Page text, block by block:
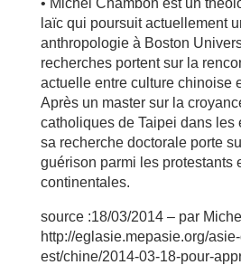
• Michel Chambon est un
laïc qui poursuit actuellement
anthropologie à Boston
recherches portent sur la
actuelle entre culture chinoise
Après un master sur la
catholiques de Taipei dans les
sa recherche doctorale porte
guérison parmi les protestants
continentales.
source :18/03/2014 – par
http://eglasie.mepasie.org/
est/chine/2014-03-18-pour-